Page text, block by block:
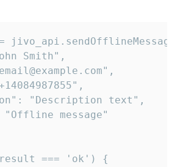
Smith",
"Description text",
"Offline message"
=== 'ok') {